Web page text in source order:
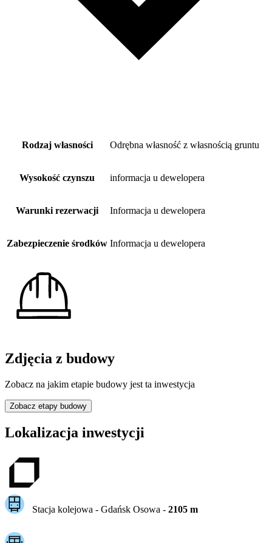
Rodzaj własności Odrębna własność z własnością gruntu
Wysokość czynszu informacja u dewelopera
Warunki rezerwacji Informacja u dewelopera
Zabezpieczenie środków Informacja u dewelopera
Zdjęcia z budowy
Zobacz na jakim etapie budowy jest ta inwestycja
Zobacz etapy budowy
Lokalizacja inwestycji
Stacja kolejowa - Gdańsk Osowa - 2105m